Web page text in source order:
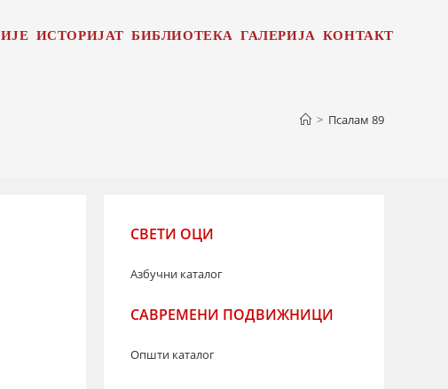
ИСТОРИЈАТ БИБЛИОТЕКА ГАЛЕРИЈА КОНТАКТ
> Псалам 89
СВЕТИ ОЦИ
Азбучни каталог
САВРЕМЕНИ ПОДВИЖНИЦИ
Општи каталог